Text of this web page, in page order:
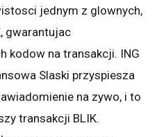
jednym z glownych,
gwarantujac
kodow na transakcji. ING
Slaski przyspiesza
na zywo, i to
transakcji BLIK.